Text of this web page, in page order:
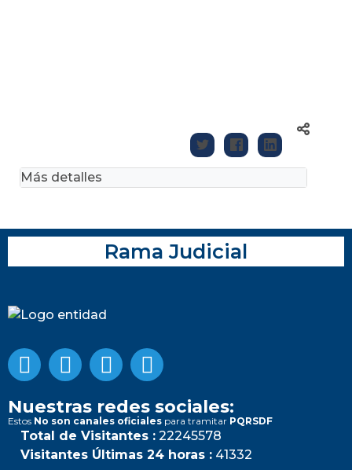
Más detalles
Rama Judicial
Nuestras redes sociales:
Estos No son canales oficiales para tramitar PQRSDF
Total de Visitantes : 22245578
Visitantes Últimas 24 horas : 41332